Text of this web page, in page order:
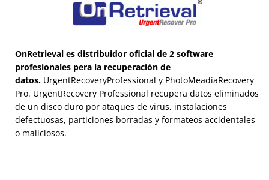
OnRetrieval es distribuidor oficial de 2 software
profesionales pera la recuperación de
datos. UrgentRecoveryProfessional y PhotoMeadiaRecovery
Pro. UrgentRecovery Professional recupera datos eliminados
de un disco duro por ataques de virus, instalaciones
defectuosas, particiones borradas y formateos accidentales
o maliciosos.